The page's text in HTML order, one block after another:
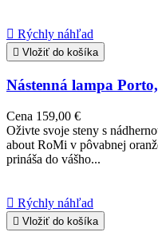
 Rýchly náhľad
 Vložiť do košíka
Nástenná lampa
Cena 159,00 €
Oživte svoje steny s
about RoMi v pôvabnej
prináša do vášho...
 Rýchly náhľad
 Vložiť do košíka